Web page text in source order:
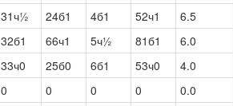
31ч½ 24б1 4б1 52ч1 6.5
32б1 66ч1 5ч½ 81б1 6.0
33ч0 25б0 6б1 53ч0 4.0
0 0 0 0 0.0